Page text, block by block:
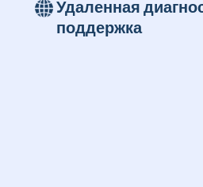
Удаленная
поддержка